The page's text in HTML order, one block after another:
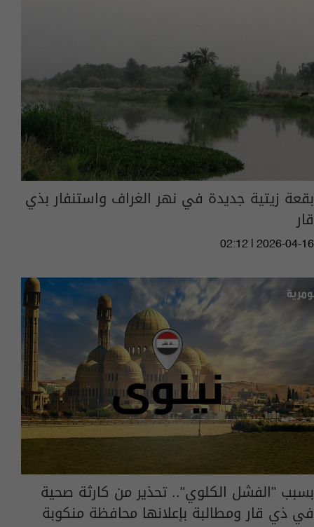
بقعة زيتية جديدة في نهر الغراف واستنفار بذي
قار
02:12 | 2026-04-16
بسبب "الفشل الكلوي".. تحذير من كارثة صحية
في ذي قار ومطالبة بإعلانها محافظة منكوبة